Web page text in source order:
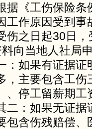
据《工伤保险
工作原因受到
伤之日起30日
向当地人社局
：如果有证据
，主要包含工
、停工留薪期
二：如果无证
包含伤残赔偿